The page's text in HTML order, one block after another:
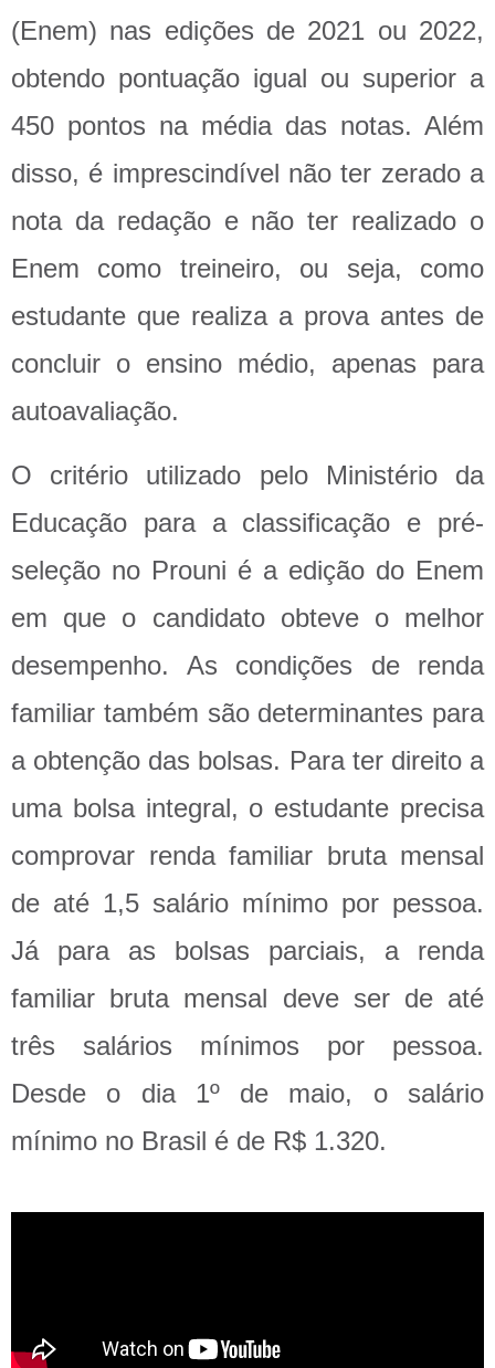
(Enem) nas edições de 2021 ou 2022,
obtendo pontuação igual ou superior a
450 pontos na média das notas. Além
disso, é imprescindível não ter zerado a
nota da redação e não ter realizado o
Enem como treineiro, ou seja, como
estudante que realiza a prova antes de
concluir o ensino médio, apenas para
autoavaliação.
O critério utilizado pelo Ministério da
Educação para a classificação e pré-
seleção no Prouni é a edição do Enem
em que o candidato obteve o melhor
desempenho. As condições de renda
familiar também são determinantes para
a obtenção das bolsas. Para ter direito a
uma bolsa integral, o estudante precisa
comprovar renda familiar bruta mensal
de até 1,5 salário mínimo por pessoa.
Já para as bolsas parciais, a renda
familiar bruta mensal deve ser de até
três salários mínimos por pessoa.
Desde o dia 1º de maio, o salário
mínimo no Brasil é de R$ 1.320.